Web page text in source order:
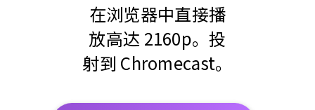
在浏览器中直接播
放高达 2160p。投
射到 Chromecast。